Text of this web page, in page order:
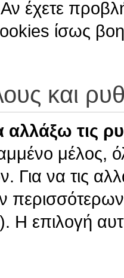
Αν έχετε
ίσως
και
τις
μέλος,
Για να τις
Η επιλογή